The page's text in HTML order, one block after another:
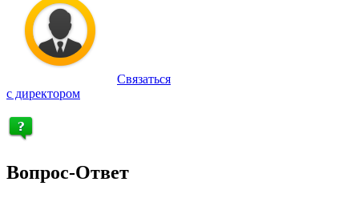
Связаться
с директором
Вопрос-Ответ